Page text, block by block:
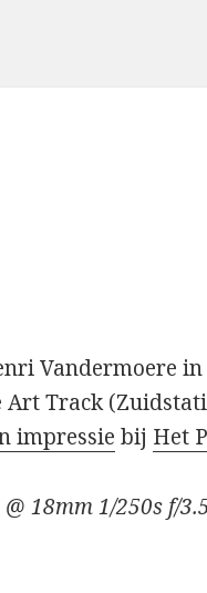
Vandermoere in
Art Track
impressie bij Het
18mm 1/250s f/